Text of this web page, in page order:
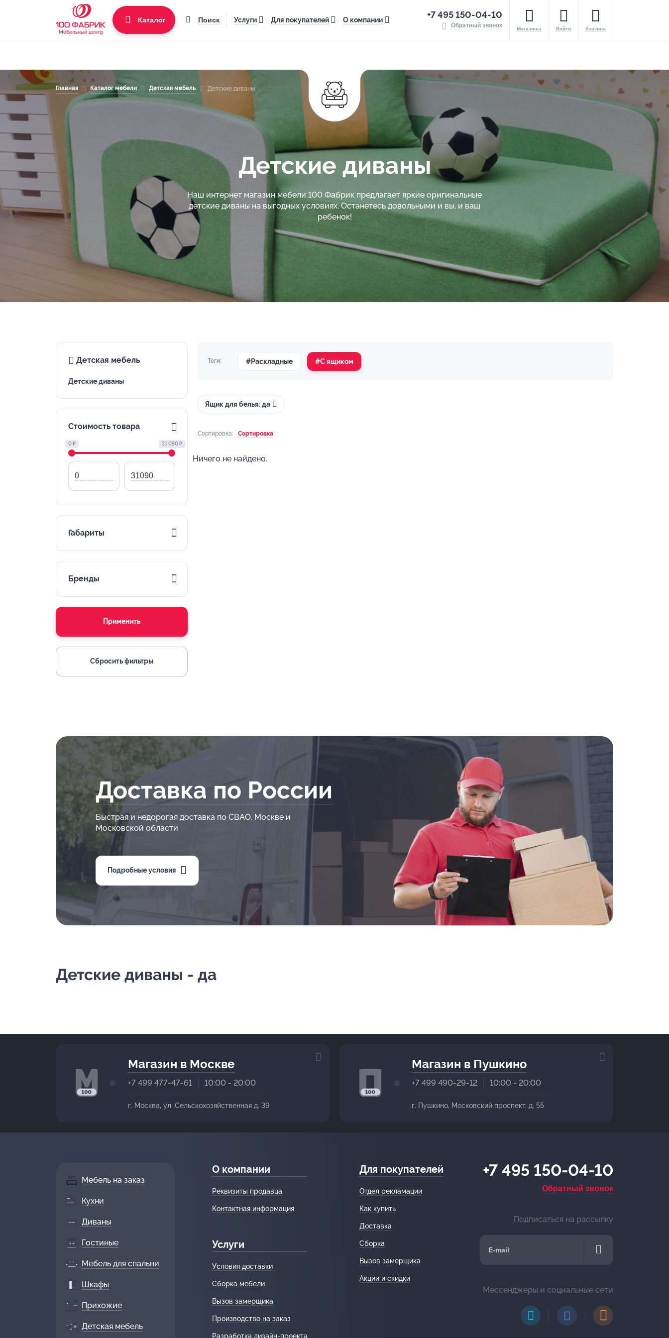
Мебельный центр
Каталог Поиск Услуги Для покупателей О компании +7 495 150-04-10
Обратный звонок Магазины Войти Корзина
Главная Каталог мебели Детская мебель Детские диваны
Детские диваны
Наш интернет магазин мебели 100 Фабрик предлагает яркие оригинальные
детские диваны на выгодных условиях. Останетесь довольными и вы, и ваш
ребенок!
Детская мебель
Детские диваны
Стоимость товара
0 ₽ 31 090 ₽
Габариты
Бренды
Применить
Сбросить фильтры
Теги: #Раскладные #С ящиком
Ящик для белья: да
Сортировка: Сортировка
Ничего не найдено.
Доставка по России
Быстрая и недорогая доставка по СВАО, Москве и
Московской области
Подробные условия
Детские диваны - да
Магазин в Москве
+7 499 477-47-61 10:00 - 20:00
г. Москва, ул. Сельскохозяйственная д. 39
Магазин в Пушкино
+7 499 490-29-12 10:00 - 20:00
г. Пушкино, Московский проспект, д. 55
Мебель на заказ
Кухни
Диваны
Гостиные
Мебель для спальни
Шкафы
Прихожие
Детская мебель
О компании
Реквизиты продавца
Контактная информация
Услуги
Условия доставки
Сборка мебели
Вызов замерщика
Производство на заказ
Разработка дизайн-проекта
Для покупателей
Отдел рекламации
Как купить
Доставка
Сборка
Вызов замерщика
Акции и скидки
+7 495 150-04-10
Обратный звонок
Подписаться на рассылку
Мессенджеры и социальные сети